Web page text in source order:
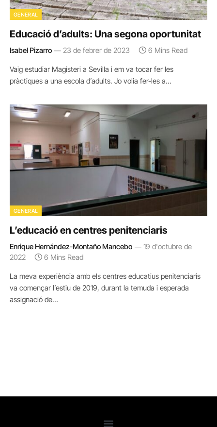
GENERAL
Educació d’adults: Una segona oportunitat
Isabel Pizarro 23 de febrer de 2023 6 Mins Read
Vaig estudiar Magisteri a Sevilla i em va tocar fer les
pràctiques a una escola d’adults. Jo volia fer-les a…
GENERAL
L’educació en centres penitenciaris
Enrique Hernández-Montaño Mancebo
19 d'octubre de
2022
6 Mins Read
La meva experiència amb els centres educatius penitenciaris
va començar l’estiu de 2019, durant la temuda i esperada
assignació de…